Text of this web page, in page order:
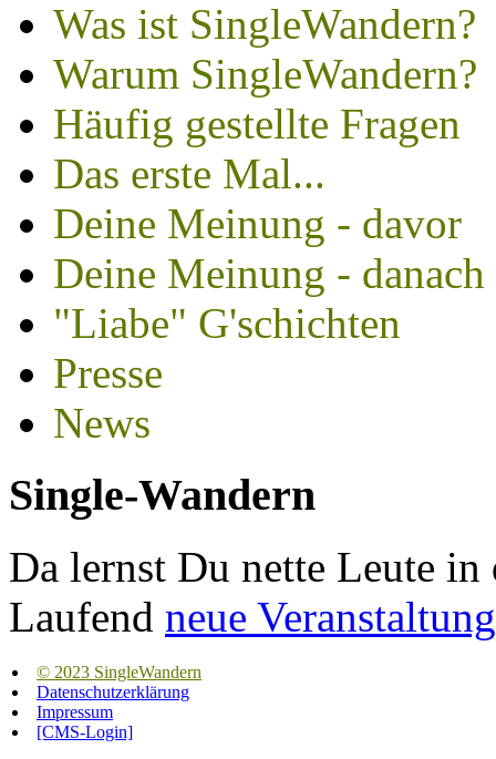
Was ist SingleWandern?
Warum SingleWandern?
Häufig gestellte Fragen
Das erste Mal...
Deine Meinung - davor
Deine Meinung - danach
"Liabe" G'schichten
Presse
News
Single-Wandern
Da lernst Du nette Leute in
Laufend neue
© 2023 SingleWandern
Datenschutzerklärung
Impressum
[CMS-Login]